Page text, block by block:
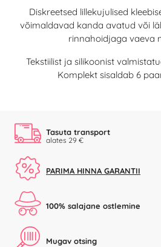
Diskreetsed lillekujulised
võimaldavad kanda avatud või
rinnahoidjaga vaeva
Tekstiilist ja silikoonist
Komplekt sisaldab 6
Tasuta transport
alates 29 €
PARIMA HINNA GARANTII
100% salajane ostlemine
Mugav otsing